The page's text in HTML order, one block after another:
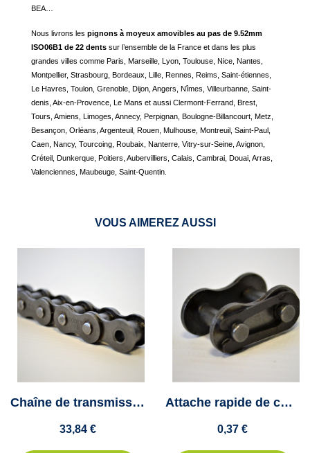
BEA…
Nous livrons les pignons à moyeux amovibles au pas de 9.52mm
ISO06B1 de 22 dents sur l’ensemble de la France et dans les plus
grandes villes comme Paris, Marseille, Lyon, Toulouse, Nice, Nantes,
Montpellier, Strasbourg, Bordeaux, Lille, Rennes, Reims, Saint-étiennes,
Le Havres, Toulon, Grenoble, Dijon, Angers, Nîmes, Villeurbanne, Saint-
denis, Aix-en-Provence, Le Mans et aussi Clermont-Ferrand, Brest,
Tours, Amiens, Limoges, Annecy, Perpignan, Boulogne-Billancourt, Metz,
Besançon, Orléans, Argenteuil, Rouen, Mulhouse, Montreuil, Saint-Paul,
Caen, Nancy, Tourcoing, Roubaix, Nanterre, Vitry-sur-Seine, Avignon,
Créteil, Dunkerque, Poitiers, Aubervilliers, Calais, Cambrai, Douai, Arras,
Valenciennes, Maubeuge, Saint-Quentin.
VOUS AIMEREZ AUSSI
Chaîne de transmission simple ISO 06B1 au pas de 9.52mm - 5 mètres
33,84 €
Attache rapide de chaîne simple ISO 06B1 - Pas de 9.52mm
0,37 €